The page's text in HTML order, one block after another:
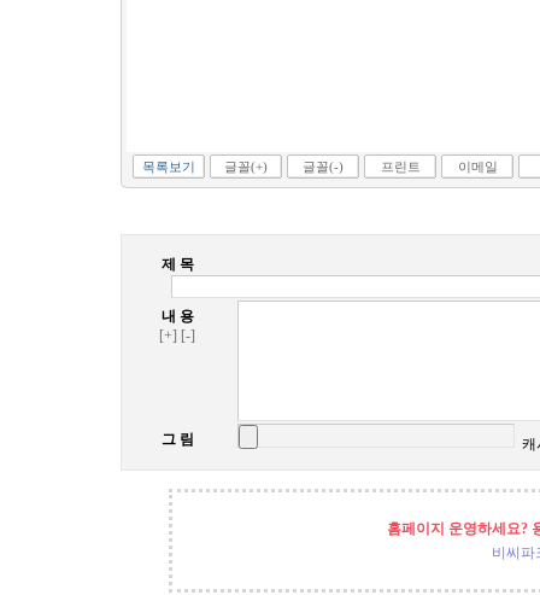
목록보기 글꼴(+) 글꼴(-) 프린트 이메일
제 목
내 용
[+] [-]
그 림 캐
홈페이지 운영하세요?
비씨파